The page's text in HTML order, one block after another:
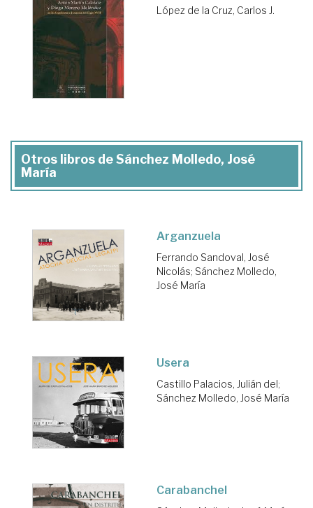
López de la Cruz, Carlos J.
Otros libros de Sánchez Molledo, José
María
Arganzuela
Ferrando Sandoval, José
Nicolás; Sánchez Molledo,
José María
Usera
Castillo Palacios, Julián del ;
Sánchez Molledo, José María
Carabanchel